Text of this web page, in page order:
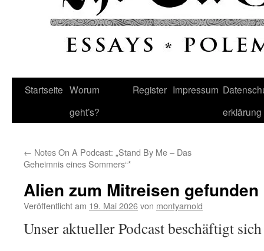
Startseite Worum
geht’s?
Register Impressum
erklärung
← Notes On A Podcast: „Stand By Me – Das
Geheimnis eines Sommers“*
Alien zum Mitreisen gefunden
Veröffentlicht am 19. Mai 2026von montyarnold
Unser aktueller Podcast beschäftigt